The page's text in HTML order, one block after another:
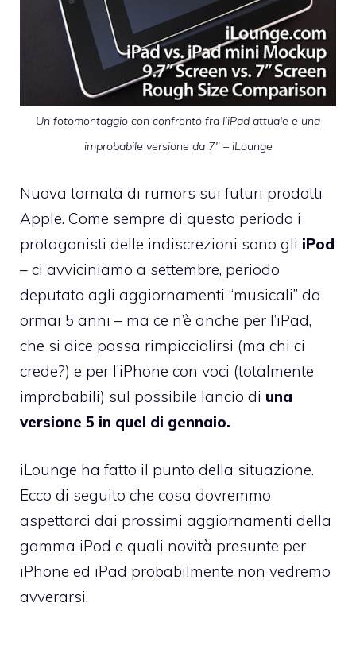
Un fotomontaggio con confronto fra l’iPad attuale e una
improbabile versione da 7″ – iLounge
Nuova tornata di rumors sui futuri prodotti
Apple. Come sempre di questo periodo i
protagonisti delle indiscrezioni sono gli iPod
– ci avviciniamo a settembre, periodo
deputato agli aggiornamenti “musicali” da
ormai 5 anni – ma ce n’è anche per l’iPad,
che si dice possa rimpicciolirsi (ma chi ci
crede?) e per l’iPhone con voci (totalmente
improbabili) sul possibile lancio di una
versione 5 in quel di gennaio.
iLounge ha fatto il punto della situazione.
Ecco di seguito che cosa dovremmo
aspettarci dai prossimi aggiornamenti della
gamma iPod e quali novità presunte per
iPhone ed iPad probabilmente non vedremo
avverarsi.